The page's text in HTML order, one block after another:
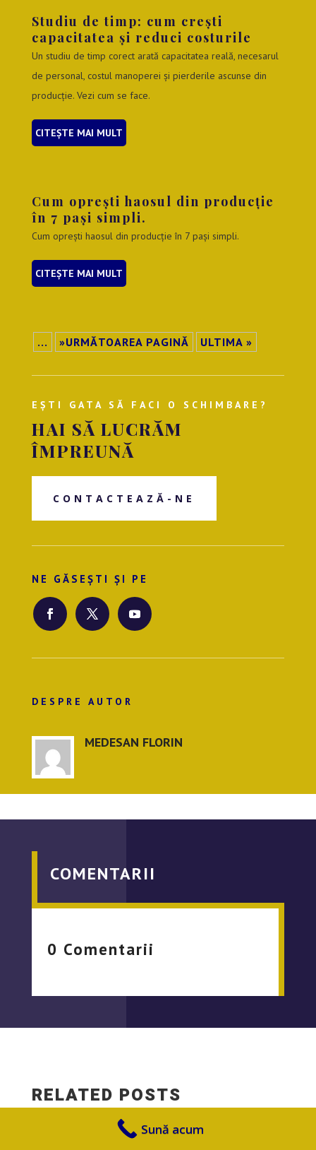
Studiu de timp: cum crești
capacitatea și reduci costurile
Un studiu de timp corect arată capacitatea reală, necesarul
de personal, costul manoperei și pierderile ascunse din
producție. Vezi cum se face.
CITEȘTE MAI MULT
Cum oprești haosul din producție
în 7 pași simpli.
Cum oprești haosul din producție în 7 pași simpli.
CITEȘTE MAI MULT
... »URMĂTOAREA PAGINĂ ULTIMA »
EȘTI GATA SĂ FACI O SCHIMBARE?
HAI SĂ LUCRĂM
ÎMPREUNĂ
CONTACTEAZĂ-NE
NE GĂSEȘTI ȘI PE
DESPRE AUTOR
MEDESAN FLORIN
COMENTARII
0 Comentarii
RELATED POSTS
Sună acum